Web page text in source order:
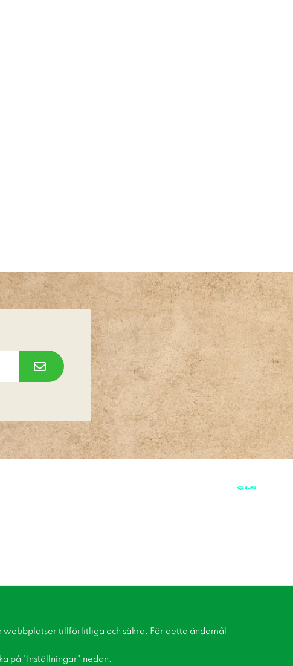
webbplatser tillförlitliga och säkra. För detta ändamål
på "Inställningar" nedan.